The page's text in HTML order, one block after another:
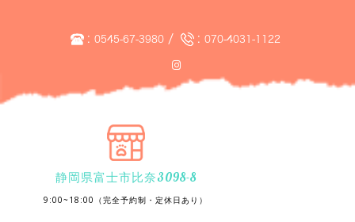
: 0545-67-3980/ : 070-4031-1122
静岡県富士市比奈3098-8
9:00~18:00（完全予約制・定休日あり）